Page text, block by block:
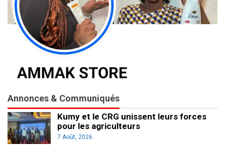
Annonces & Communiqués
Kumy et le CRG unissent leurs forces
pour les agriculteurs
7 Août, 2026